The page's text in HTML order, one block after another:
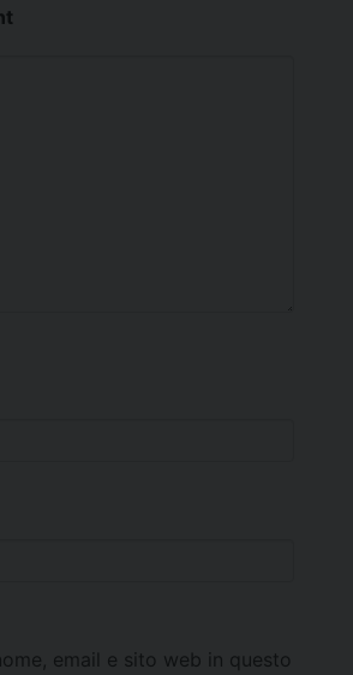
email e sito web in questo